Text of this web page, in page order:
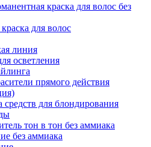
краска для волос без
для волос
линия
осветления
прямого действия
для блондирования
тон в тон без аммиака
без аммиака